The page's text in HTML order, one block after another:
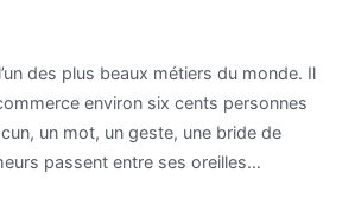
des plus beaux métiers du monde. Il
environ six cents personnes
un mot, un geste, une bride de
passent entre ses oreilles…